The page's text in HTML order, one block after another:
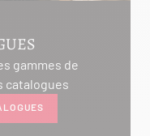
gammes de
catalogues